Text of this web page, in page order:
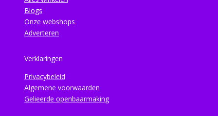
Blogs
Onze webshops
Adverteren
Verklaringen
Privacybeleid
Algemene voorwaarden
Gelieerde openbaarmaking